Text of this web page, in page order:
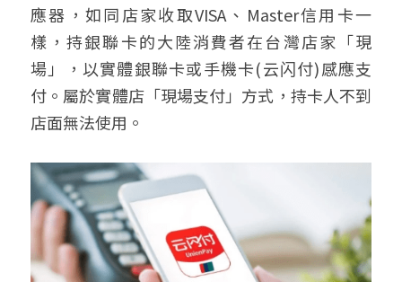
應器，如同店家收取VISA、Master信用卡一
樣，持銀聯卡的大陸消費者在台灣店家「現
場」，以實體銀聯卡或手機卡(云闪付)感應支
付。屬於實體店「現場支付」方式，持卡人不到
店面無法使用。